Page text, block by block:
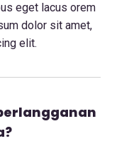
eget lacus orem
dolor sit amet,
elit.